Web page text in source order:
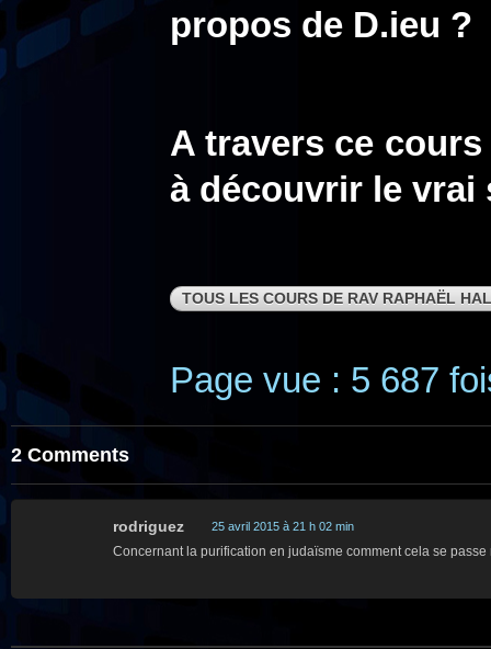
propos de D.ieu ?
A travers ce
à découvrir le vrai
TOUS LES COURS DE RAV RAPHAËL
Page vue : 5 687
2 Comments
rodriguez 25 avril 2015 à 21 h 02 min
Concernant la purification en judaïsme comment cela se